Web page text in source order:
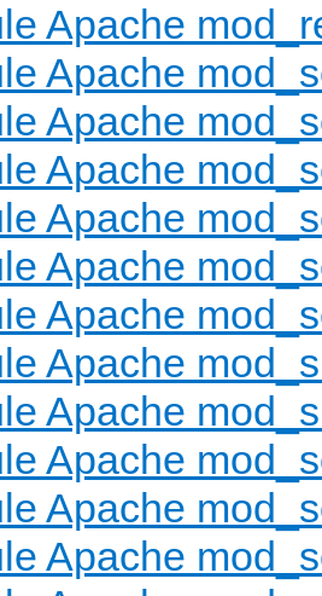
Apache
Apache
Apache
Apache
Apache
Apache
Apache
Apache
Apache
Apache
Apache
Apache